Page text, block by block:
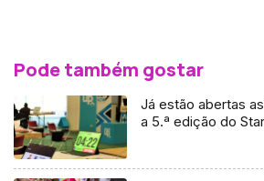
Pode também gostar
Já estão abertas
a 5.ª edição do